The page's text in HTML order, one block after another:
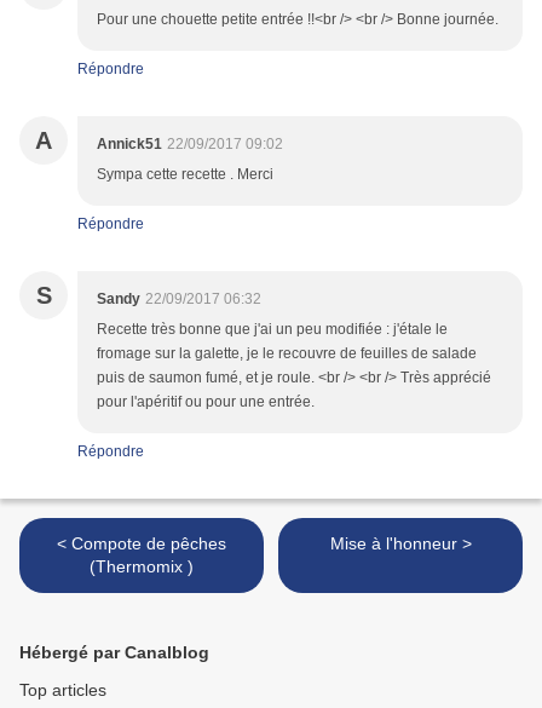
Pour une chouette petite entrée !!<br /> <br /> Bonne journée.
Répondre
A Annick51 22/09/2017 09:02
Sympa cette recette . Merci
Répondre
S Sandy 22/09/2017 06:32
Recette très bonne que j'ai un peu modifiée : j'étale le
fromage sur la galette, je le recouvre de feuilles de salade
puis de saumon fumé, et je roule. <br /> <br /> Très apprécié
pour l'apéritif ou pour une entrée.
Répondre
< Compote de pêches
(Thermomix )
Mise à l'honneur >
Hébergé par Canalblog
Top articles